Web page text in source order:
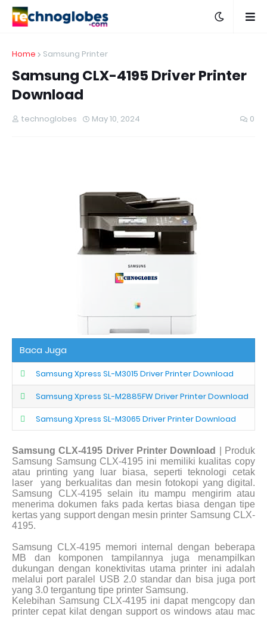
Home Samsung Printer
Samsung CLX-4195 Driver Printer
Download
technoglobes May 10, 2024 0
Baca Juga
Samsung Xpress SL-M3015 Driver Printer Download
Samsung Xpress SL-M2885FW Driver Printer Download
Samsung Xpress SL-M3065 Driver Printer Download
Samsung CLX-4195 Driver Printer Download
| Produk
Samsung Samsung CLX-4195 ini memiliki kualitas copy
atau printing yang luar biasa, seperti teknologi cetak
laser
yang berkualitas dan mesin fotokopi yang digital.
Samsung CLX-4195 selain itu mampu mengirim atau
menerima dokumen faks pada kertas biasa dengan tipe
kertas yang support dengan mesin printer Samsung CLX-
4195.
Samsung CLX-4195 memori internal dengan beberapa
MB dan komponen tampilannya juga menampilkan
dukungan dengan konektivitas utama printer ini adalah
melalui port paralel USB 2.0 standar dan bisa juga port
yang 3.0 tergantung tipe printer Samsung.
Kelebihan Samsung CLX-4195 ini dapat mengcopy dan
printer cepat kilat dengan support os windows atau mac